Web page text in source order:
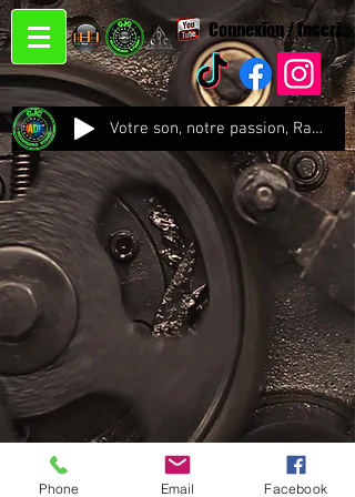
Connexion /
Votre son, notre passion, Radio CJC Recording Studio , là où chaque note prend vie !
Phone Email Facebook